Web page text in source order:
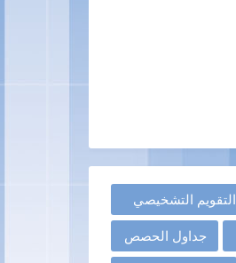
التقويم التشخيصي
جداول الحصص